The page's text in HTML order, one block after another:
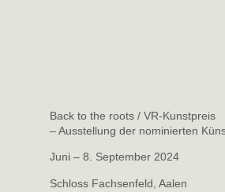
Back to the roots / VR-Kunstpreis
– Ausstellung der nominierten
Juni – 8. September 2024
Schloss Fachsenfeld, Aalen